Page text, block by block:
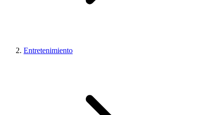
Entretenimiento